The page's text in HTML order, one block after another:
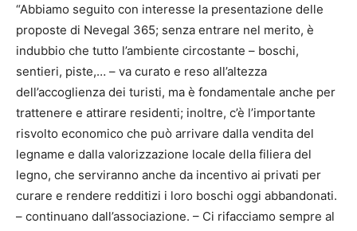
“Abbiamo seguito con interesse la presentazione delle
proposte di Nevegal 365; senza entrare nel merito, è
indubbio che tutto l’ambiente circostante – boschi,
sentieri, piste,… – va curato e reso all’altezza
dell’accoglienza dei turisti, ma è fondamentale anche per
trattenere e attirare residenti; inoltre, c’è l’importante
risvolto economico che può arrivare dalla vendita del
legname e dalla valorizzazione locale della filiera del
legno, che serviranno anche da incentivo ai privati per
curare e rendere redditizi i loro boschi oggi abbandonati.
– continuano dall’associazione. – Ci rifacciamo sempre al